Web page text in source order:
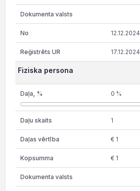
12.12.2024
17.12.2024
Fiziska persona
0 %
1
€ 1
€ 1